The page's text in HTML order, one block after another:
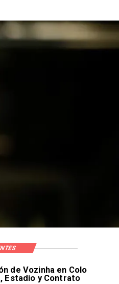
de Vozinha en Colo
Estadio y Contrato